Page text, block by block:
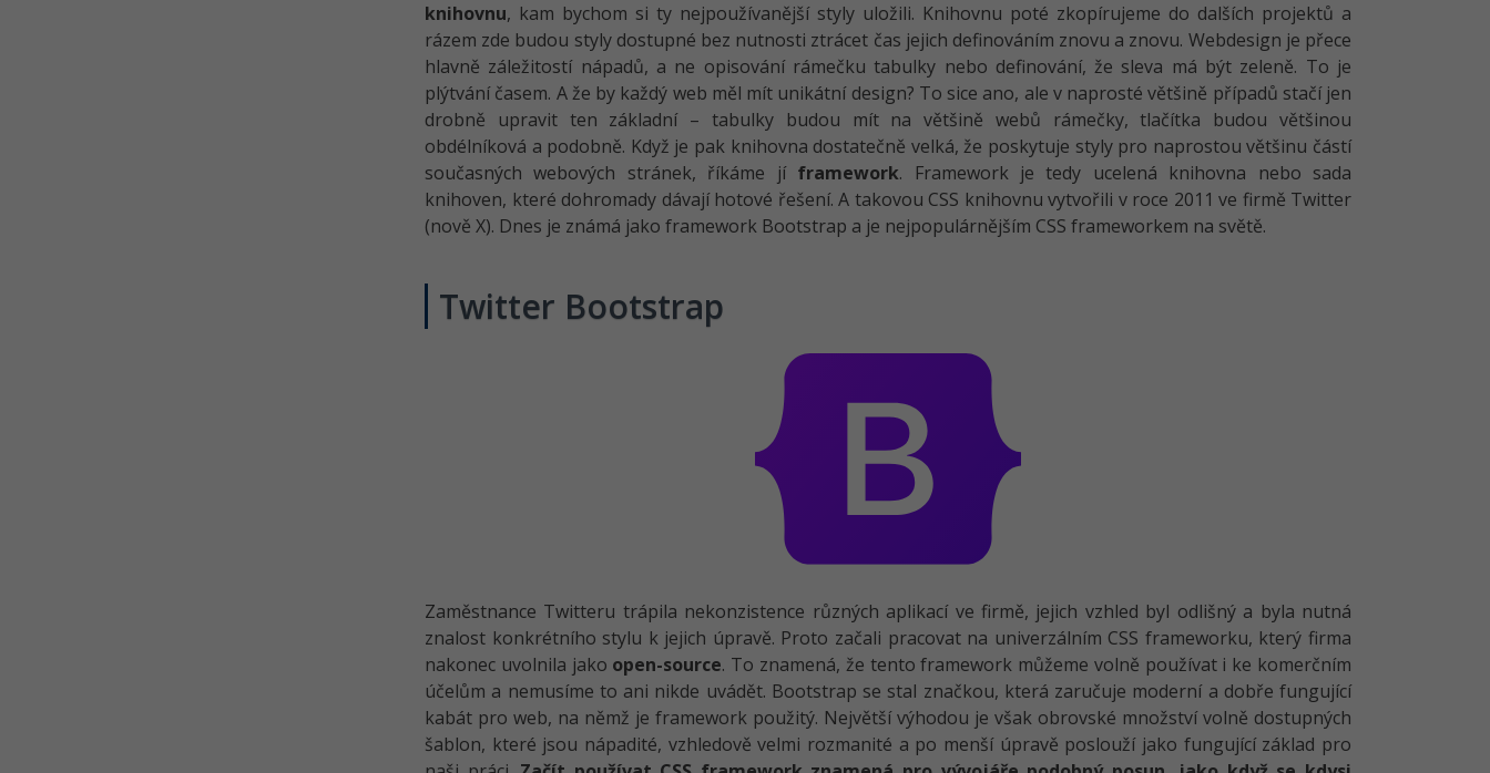
knihovnu, kam bychom si ty nejpoužívanější styly uložili. Knihovnu poté zkopírujeme do dalších projektů a
rázem zde budou styly dostupné bez nutnosti ztrácet čas jejich definováním znovu a znovu. Webdesign je přece
hlavně záležitostí nápadů, a ne opisování rámečku tabulky nebo definování, že sleva má být zeleně. To je
plýtvání časem. A že by každý web měl mít unikátní design? To sice ano, ale v naprosté většině případů stačí jen
drobně upravit ten základní – tabulky budou mít na většině webů rámečky, tlačítka budou většinou
obdélníková a podobně. Když je pak knihovna dostatečně velká, že poskytuje styly pro naprostou většinu částí
současných webových stránek, říkáme jí framework. Framework je tedy ucelená knihovna nebo sada
knihoven, které dohromady dávají hotové řešení. A takovou CSS knihovnu vytvořili v roce 2011 ve firmě Twitter
(nově X). Dnes je známá jako framework Bootstrap a je nejpopulárnějším CSS frameworkem na světě.
Twitter Bootstrap
Zaměstnance Twitteru trápila nekonzistence různých aplikací ve firmě, jejich vzhled byl odlišný a byla nutná
znalost konkrétního stylu k jejich úpravě. Proto začali pracovat na univerzálním CSS frameworku, který firma
nakonec uvolnila jako open-source. To znamená, že tento framework můžeme volně používat i ke komerčním
účelům a nemusíme to ani nikde uvádět. Bootstrap se stal značkou, která zaručuje moderní a dobře fungující
kabát pro web, na němž je framework použitý. Největší výhodou je však obrovské množství volně dostupných
šablon, které jsou nápadité, vzhledově velmi rozmanité a po menší úpravě poslouží jako fungující základ pro